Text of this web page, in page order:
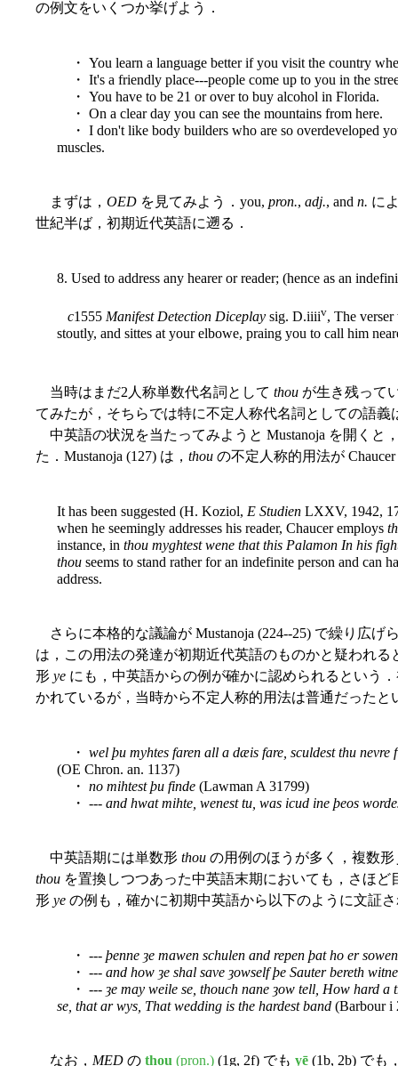
の例文をいくつか挙げよう．
・ You learn a language better if you visit the country
・ It's a friendly place---people come up to you in the
・ You have to be 21 or over to buy alcohol in Florida.
・ On a clear day you can see the mountains from here.
・ I don't like body builders who are so overdeveloped
muscles.
まずは， OED を見てみよう．you, pron., adj., and n. に
世紀半ば，初期近代英語に遡る．
8. Used to address any hearer or reader; (hence as an
c1555 Manifest Detection Diceplay sig. D.iiiiv, The
stoutly, and sittes at your elbowe, praing you to call him
当時はまだ2人称単数代名詞として thou が生き残って
てみたが，そちらでは特に不定人称代名詞としての語義
中英語の状況を当たってみようと Mustanoja を開くと
た．Mustanoja (127) は， thou の不定人称的用法が
It has been suggested (H. Koziol, E Studien LXXV, 1942,
when he seemingly addresses his reader, Chaucer employs
instance, in thou myghtest wene that this Palamon In his
thou seems to stand rather for an indefinite person and can
address.
さらに本格的な議論が Mustanoja (224--25) で繰り広げ
は，この用法の発達が初期近代英語のものかと疑われ
形 ye にも，中英語からの例が確かに認められるという
かれているが，当時から不定人称的用法は普通だったと
・ wel þu myhtes faren all a dæis fare, sculdest thu
(OE Chron. an. 1137)
・ no mihtest þu finde (Lawman A 31799)
・ --- and hwat mihte, wenest tu, was icud ine þeos
中英語期には単数形 thou の用例のほうが多く，複数形
thou を置換しつつあった中英語末期においても，さほ
形 ye の例も，確かに初期中英語から以下のように文証さ
・ --- þenne ȝe mawen schulen and repen þat ho er sowen
・ --- and how ȝe shal save ȝowself þe Sauter bereth
・ --- ȝe may weile se, thouch nane ȝow tell, How hard
se, that ar wys, That wedding is the hardest band (Barbour i
なお， MED の thou (pron.) (1g, 2f) でも yē (1b, 2b) でも